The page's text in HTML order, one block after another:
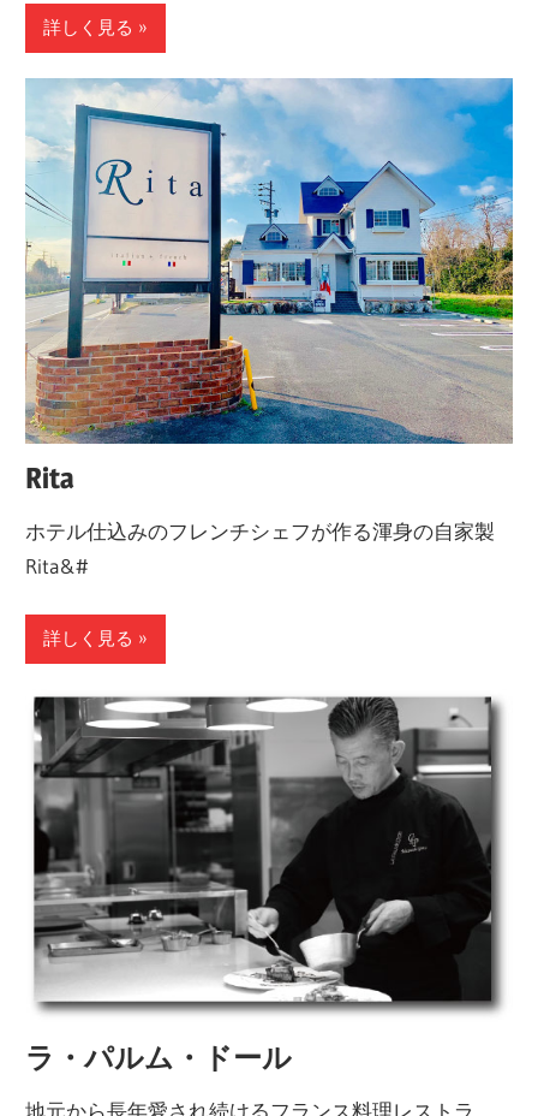
詳しく見る
Rita
ホテル仕込みのフレンチシェフが作る渾身の自家製
Rita&#
詳しく見る
ラ・パルム・ドール